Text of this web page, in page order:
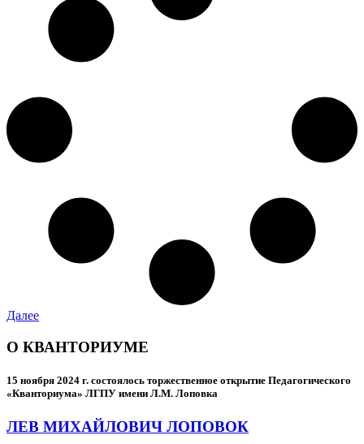
Далее
О КВАНТОРИУМЕ
15 ноября 2024 г. состоялось торжественное открытие Педагогического
«Кванториума» ЛГПУ имени Л.М. Лоповка
ЛЕВ МИХАЙЛОВИЧ ЛОПОВОК